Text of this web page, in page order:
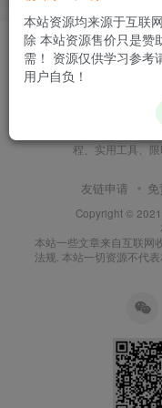
本站建站至今始
程、实用工具、
友链申请
Copyright © 2021
本站一些文章来自互联网
法规. 本站一切资源不代
本站资源均来源于互联
除 本站资源售价只是赞
需！ 资源仅供学习参考
用户自负！